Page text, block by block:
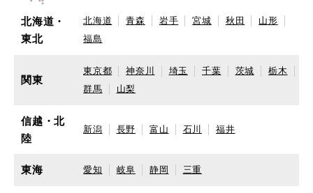
北海道・
東北
北海道 青森 岩手 宮城 秋田
山形
福島
関東
東京都 神奈川 埼玉 千葉 茨城
栃木
群馬
山梨
信越・北
陸
新潟 長野 富山 石川 福井
東海 愛知 岐阜 静岡 三重